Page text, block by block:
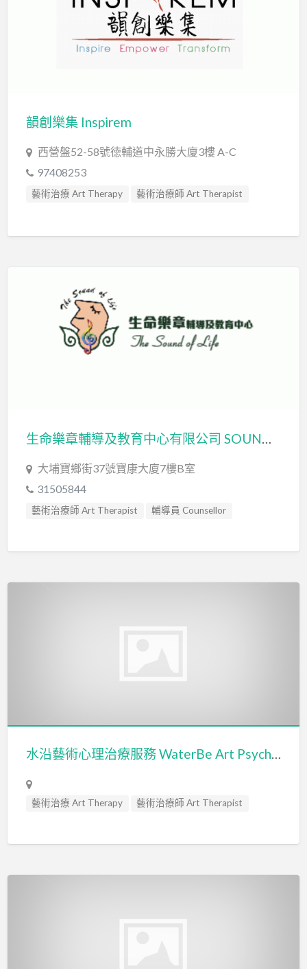
韻創樂集 Inspirem
西營盤52-58號徳輔道中永勝大廈3樓 A-C
97408253
藝術治療 Art Therapy
藝術治療師 Art Therapist
生命樂章輔導及教育中心有限公司 SOUND OF LIFE LIMITED
大埔寶鄉街37號寶康大廈7樓B室
31505844
藝術治療師 Art Therapist 輔導員 Counsellor
水沿藝術心理治療服務 WaterBe Art Psychotherapy Services
藝術治療 Art Therapy 藝術治療師 Art Therapist